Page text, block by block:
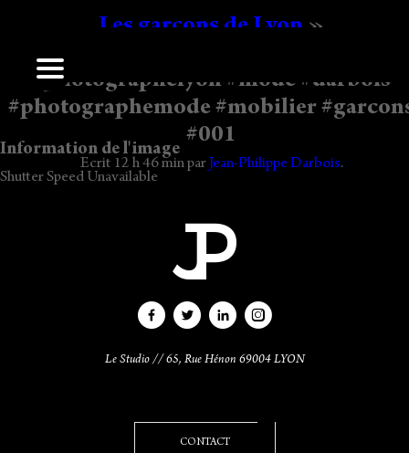
Les garçons de Lyon »
#photographelyon #mode #darbois
#photographemode #mobilier
#001
Ecrit 12 h 46 minpar Jean-Philippe Darbois.
Laisser un commentaire
Vous devez vous connecter pour publier un commentaire.
Information de l'image
Shutter Speed Unavailable
Le Studio // 65, Rue Hénon 69004 LYON
CONTACT